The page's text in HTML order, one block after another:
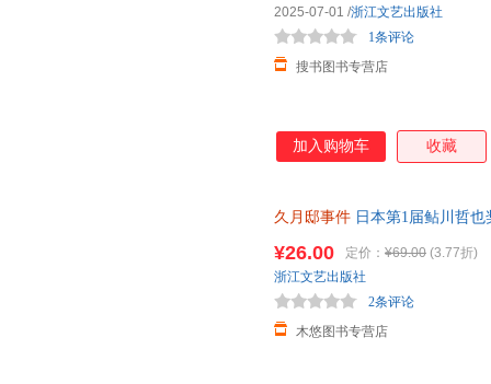
搜书图书专营店
1条评论
2025-07-01 /浙江文艺出版社
加入购物车 收藏
久月邸事件 日本第1届鲇川哲
¥26.00 定价： ¥69.00 (3.77折)
木悠图书专营店
2条评论
浙江文艺出版社